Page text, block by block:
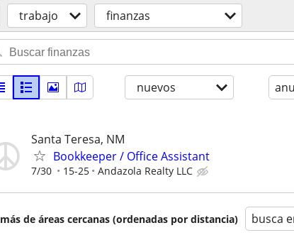
trabajo finanzas
nuevos
Santa Teresa, NM
Bookkeeper / Office Assistant
7/30 15-25 Andazola Realty LLC
más de áreas cercanas (ordenadas por distancia) busca